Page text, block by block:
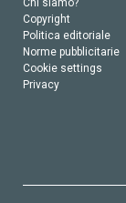
Copyright
Politica editoriale
Norme pubblicitarie
Cookie settings
Privacy